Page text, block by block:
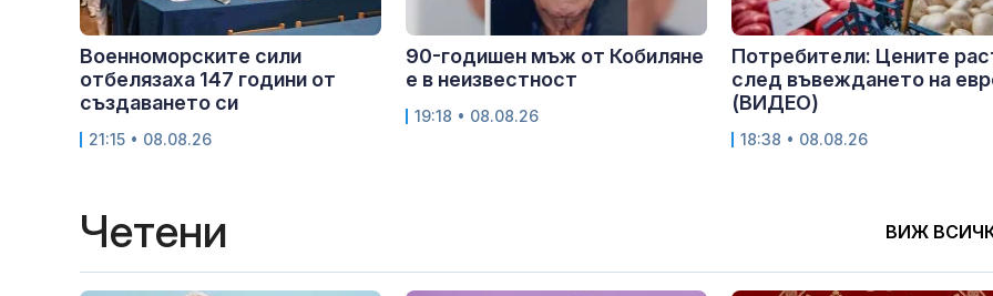
Военноморските сили
отбелязаха 147 години от
създаването си
21:15 • 08.08.26
90-годишен мъж от Кобиляне
е в неизвестност
19:18 • 08.08.26
Потребители: Цените
след въвеждането на
(ВИДЕО)
18:38 • 08.08.26
Четени ВИЖ